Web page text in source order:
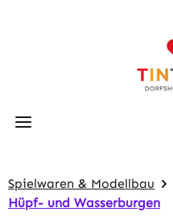
Spielwaren & Modellbau
Hüpf- und Wasserburgen